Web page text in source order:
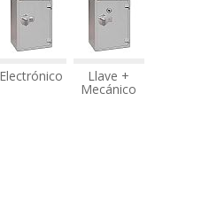
Electrónico Llave +
Mecánico